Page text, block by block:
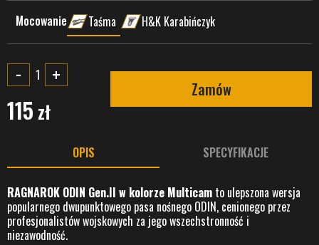
Mocowanie Taśma H&K Karabińczyk
- +
115 zł
Zamów
OPIS SPECYFIKACJE
RAGNAROK ODIN Gen.II w kolorze Multicam to ulepszona wersja
popularnego dwupunktowego pasa nośnego ODIN, cenionego przez
profesjonalistów wojskowych za jego wszechstronność i
niezawodność.